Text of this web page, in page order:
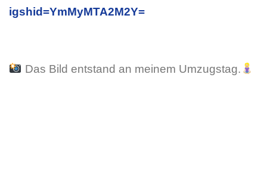
igshid=YmMyMTA2M2Y=
Das Bild entstand an meinem Umzugstag.